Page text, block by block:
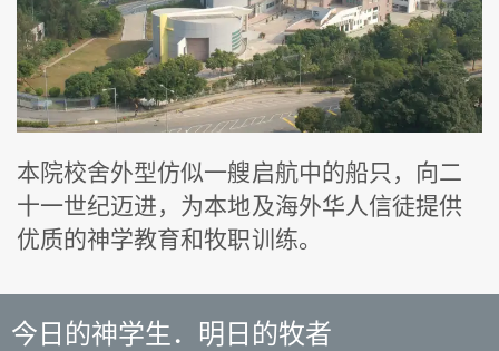
本院校舍外型仿似一艘启航中的船只，向二
十一世纪迈进，为本地及海外华人信徒提供
优质的神学教育和牧职训练。
今日的神学生．明日的牧者